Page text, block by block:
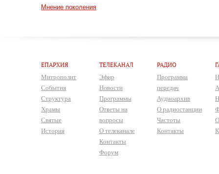
Мнение поколения
ЕПАРХИЯ
Митрополит
События
Структура
Храмы
Святые
История
ТЕЛЕКАНАЛ
Эфир
Новости
Программы
Ответы на
вопросы
О телеканале
Контакты
Форум
РАДИО
Программа
передач
Аудиоархив
О радиостанции
Частоты
Контакты